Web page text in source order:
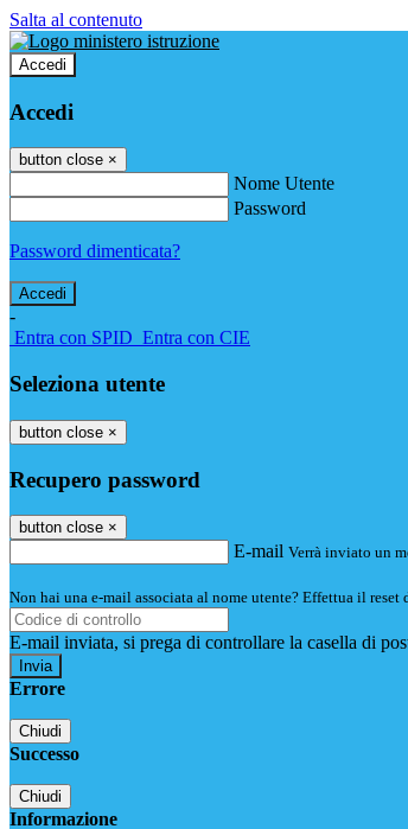
Salta al contenuto
Accedi
Accedi
button close ×
Nome Utente
Password
Password dimenticata?
-
Entra con SPID Entra con CIE
Seleziona utente
button close ×
Recupero password
button close ×
E-mail Verrà inviato un
Non hai una e-mail associata al nome utente? Effettua il reset
E-mail inviata, si prega di controllare la casella di
Errore
Chiudi
Successo
Chiudi
Informazione